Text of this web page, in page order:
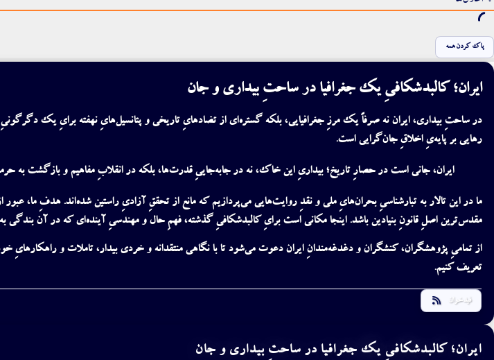
پاک کردن همه
ایران؛ کالبدشکافیِ یک جغرافیا در ساحتِبیداری وجان
در ساحتِ بیداری،ایران نه صرفاً یکمرز جغرافیایی، بلکه گستره‌ای از تضادهایِ تاریخی و پتانسیل‌هایِ نهفته برایِ یک
رهایی بر پایه‌یِاخلاق ِجان‌گرایی است.
ایران، جانی است در حصارِ تاریخ؛ بیداریِ این خاک، نه در جابه‌جاییِ قدرت‌ها، بلکه در انقلابِ مفاهیم و بازگشت به
ما در این تالار بهتبارشناسیِ بحران‌هایِ ملی و نقدِ روایت‌هایی می‌پردازیم که مانع از تحققِ آزادیِ راستین شده‌اند.هدف ما،
مقدس‌ترین اصلِقانون بنیادین باشد. اینجا مکانی است برایِ کالبدشکافیِ گذشته، فهمِ حال و مهندسیِ آینده‌ای که در آن بندگی به
از تمامیِ پژوهشگران، کنشگران و دغدغه‌مندانِ ایران دعوت می‌شود تا بانگاهی منتقدانه و خردی بیدار، تاملات و راهکارهایِ
تعریف کنیم.
فیدخوان
ایران؛ کالبدشکافیِ یک جغرافیا در ساحتِ بیداری و جان